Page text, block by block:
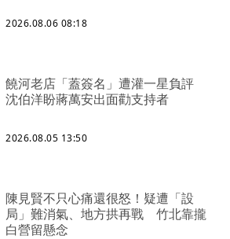
2026.08.06 08:18
饒河老店「蓋簽名」遭灌一星負評
沈伯洋盼蔣萬安出面勸支持者
2026.08.05 13:50
陳見賢不只心痛還很怒！疑遭「設
局」難消氣、地方拱再戰 竹北靠攏
白營留懸念